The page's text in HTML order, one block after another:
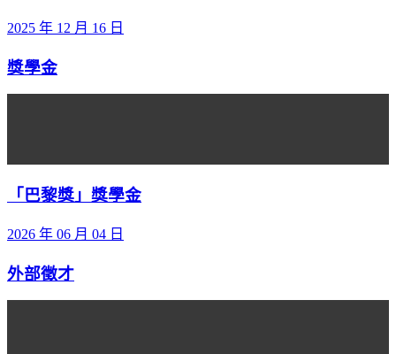
2025 年 12 月 16 日
獎學金
「巴黎獎」獎學金
2026 年 06 月 04 日
外部徵才